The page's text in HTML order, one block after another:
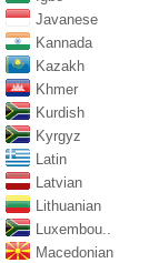
Javanese
Kannada
Kazakh
Khmer
Kurdish
Kyrgyz
Latin
Latvian
Lithuanian
Luxembou..
Macedonian